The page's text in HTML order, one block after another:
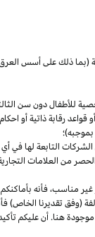
(بما ذلك على أسس
للأطفال دون سن
رقابة ذاتية أو
الشركات التابعة لها
من العلامات
مناسب،فأنه
الخاص)
هنا. أن عليكم